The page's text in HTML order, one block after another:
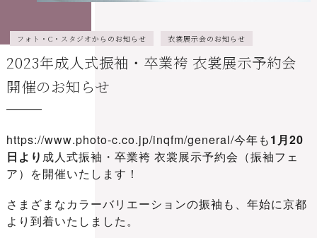
フォト・C・スタジオからのお知らせ 衣裳展示会のお知らせ
2023年成人式振袖・卒業袴 衣裳展示予約会
開催のお知らせ
https://www.photo-c.co.jp/inqfm/general/今年も1月20
日より 成人式振袖・卒業袴 衣裳展示予約会（振袖フェ
ア）を開催いたします！
さまざまなカラーバリエーションの振袖も、年始に京都
より到着いたしました。